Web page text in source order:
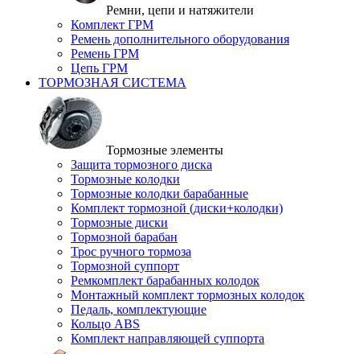
Ремни, цепи и натяжители
Комплект ГРМ
Ремень дополнительного оборудования
Ремень ГРМ
Цепь ГРМ
ТОРМОЗНАЯ СИСТЕМА
Тормозные элементы
Защита тормозного диска
Тормозные колодки
Тормозные колодки барабанные
Комплект тормозной (диски+колодки)
Тормозные диски
Тормозной барабан
Трос ручного тормоза
Тормозной суппорт
Ремкомплект барабанных колодок
Монтажный комплект тормозных колодок
Педаль, комплектующие
Кольцо ABS
Комплект направляющей суппорта